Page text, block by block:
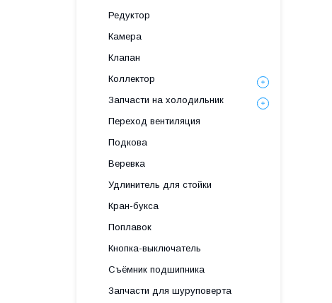
Редуктор
Камера
Клапан
Коллектор
Запчасти на холодильник
Переход вентиляция
Подкова
Веревка
Удлинитель для стойки
Кран-букса
Поплавок
Кнопка-выключатель
Съёмник подшипника
Запчасти для шуруповерта